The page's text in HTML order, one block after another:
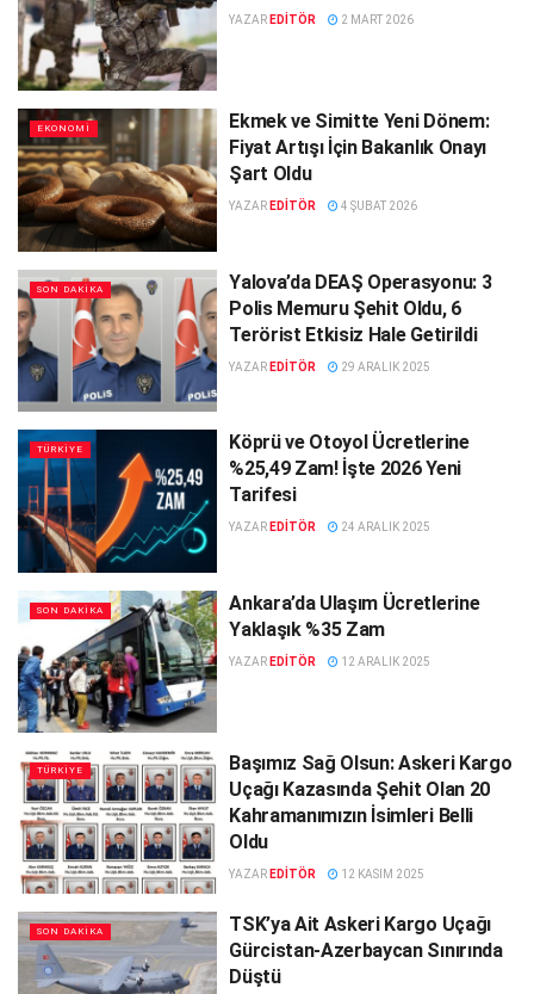
YAZAR EDITÖR 2 MART 2026
EKONOMI
Ekmek ve Simitte Yeni Dönem:
Fiyat Artışı İçin Bakanlık Onayı
Şart Oldu
YAZAR EDITÖR 4 ŞUBAT 2026
SON DAKIKA
Yalova’da DEAŞ Operasyonu: 3
Polis Memuru Şehit Oldu, 6
Terörist Etkisiz Hale Getirildi
YAZAR EDITÖR 29 ARALIK 2025
TÜRKIYE
Köprü ve Otoyol Ücretlerine
%25,49 Zam! İşte 2026 Yeni
Tarifesi
YAZAR EDITÖR 24 ARALIK 2025
SON DAKIKA
Ankara’da Ulaşım Ücretlerine
Yaklaşık %35 Zam
YAZAR EDITÖR 12 ARALIK 2025
TÜRKIYE
Başımız Sağ Olsun: Askeri Kargo
Uçağı Kazasında Şehit Olan 20
Kahramanımızın İsimleri Belli
Oldu
YAZAR EDITÖR 12 KASIM 2025
SON DAKIKA
TSK’ya Ait Askeri Kargo Uçağı
Gürcistan-Azerbaycan Sınırında
Düştü